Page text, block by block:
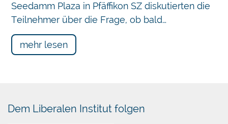
Seedamm Plaza in Pfäffikon SZ diskutierten die
Teilnehmer über die Frage, ob bald…
mehr lesen
Dem Liberalen Institut folgen